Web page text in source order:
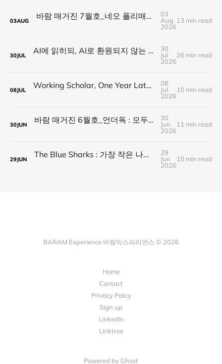
03AUG 바람 매거진 7월호_네오 폴리매스 : 명함 한 줄에 갇히지 않는 사람들
03
Aug
2026
13 min read
30JUL AI에 읽히되, AI로 환원되지 않는 것 — 새로운 낭만의 시대, 브랜드와 비즈니스가 향해야 할 방향
30
Jul
2026
26 min read
08JUL Working Scholar, One Year Later : 1년 후, 다시 보내는 응원
08
Jul
2026
10 min read
30JUN 바람 매거진 6월호_언더독 : 모두가 가는 길을 가지 않는다, 나의 길을 만든다
30
Jun
2026
11 min read
29JUN The Blue Sharks : 가장 작은 나라가 만든 가장 넓은 연결
29
Jun
2026
10 min read
BARAM Experience 바람익스피리언스 © 2026
Home
Contact
Privacy Policy
Sign up
LinkedIn
Linktree
Powered by Ghost